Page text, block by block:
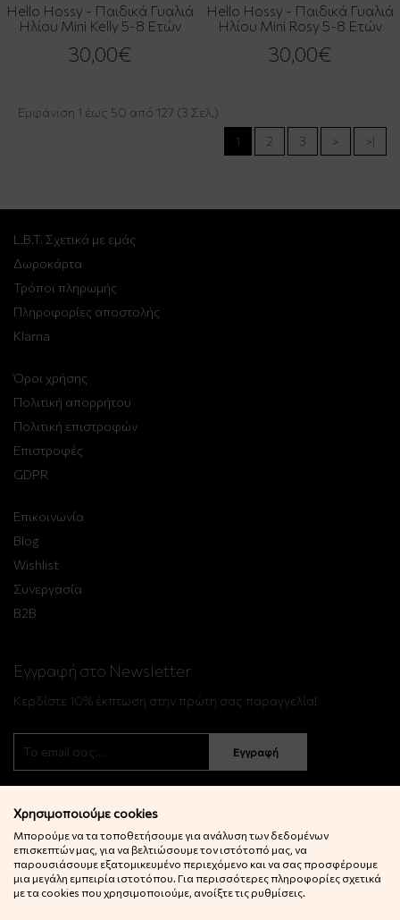
Hello Hossy - Παιδικά Γυαλιά
Ηλίου Mini Kelly 5-8 Ετών
30,00€
Hello Hossy - Παιδικά Γυαλιά
Ηλίου Mini Rosy 5-8 Ετών
30,00€
Εμφάνιση 1 έως 50 από 127 (3 Σελ.)
1
2 3 > >|
L.B.T. Σχετικά με εμάς
Δωροκάρτα
Τρόποι πληρωμής
Πληροφορίες αποστολής
Klarna
Όροι χρήσης
Πολιτική απορρήτου
Πολιτική επιστροφών
Επιστροφές
GDPR
Επικοινωνία
Blog
Wishlist
Συνεργασία
B2B
Εγγραφή στο Newsletter
Κερδίστε 10% έκπτωση στην πρώτη σας παραγγελία!
Εγγραφή
© 2022 Little Big Things. Αll rights reserved.
Χρησιμοποιούμε cookies
Μπορούμε να τα τοποθετήσουμε για ανάλυση των δεδομένων
επισκεπτών μας, για να βελτιώσουμε τον ιστότοπό μας, να
παρουσιάσουμε εξατομικευμένο περιεχόμενο και να σας προσφέρουμε
μια μεγάλη εμπειρία ιστοτόπου. Για περισσότερες πληροφορίες σχετικά
με τα cookies που χρησιμοποιούμε, ανοίξτε τις ρυθμίσεις.